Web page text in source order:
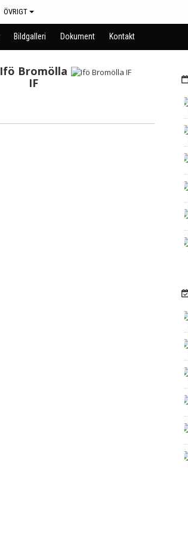
ÖVRIGT
Bildgalleri Dokument Kontakt
Ifö Bromölla
IF